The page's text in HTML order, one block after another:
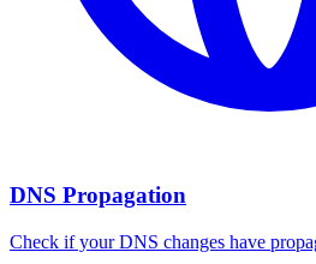
DNS Propagation
Check if your DNS changes have